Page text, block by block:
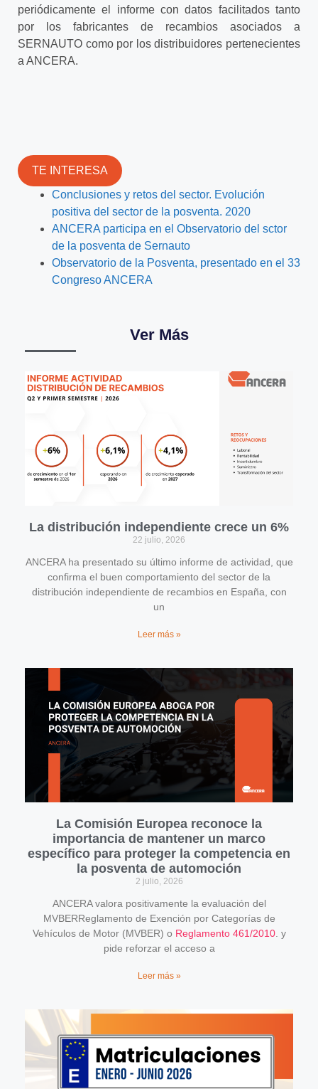
periódicamente el informe con datos facilitados tanto
por los fabricantes de recambios asociados a
SERNAUTO como por los distribuidores pertenecientes
a ANCERA.
TE INTERESA
Conclusiones y retos del sector. Evolución
positiva del sector de la posventa. 2020
ANCERA participa en el Observatorio del sctor
de la posventa de Sernauto
Observatorio de la Posventa, presentado en el 33
Congreso ANCERA
Ver Más
La distribución independiente crece un 6%
22 julio, 2026
ANCERA ha presentado su último informe de actividad, que
confirma el buen comportamiento del sector de la
distribución independiente de recambios en España, con
un
Leer más »
La Comisión Europea reconoce la
importancia de mantener un marco
específico para proteger la competencia en
la posventa de automoción
2 julio, 2026
ANCERA valora positivamente la evaluación del
MVBERReglamento de Exención por Categorías de
Vehículos de Motor (MVBER) o Reglamento 461/2010. y
pide reforzar el acceso a
Leer más »